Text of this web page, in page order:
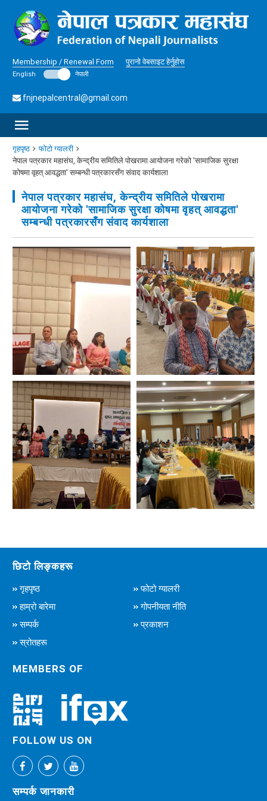
Membership / Renewal Form पुरानो वेबसाइट हेर्नुहोस
English नेपाली
fnjnepalcentral@gmail.com
गृहपृष्ठ
फोटो ग्यालरी
नेपाल पत्रकार महासंघ, केन्द्रीय समितिले पोखरामा आयोजना गरेको 'सामाजिक सुरक्षा
कोषमा वृहत् आवद्धता' सम्बन्धी पत्रकारसँग संवाद कार्यशाला
नेपाल पत्रकार महासंघ, केन्द्रीय समितिले पोखरामा
आयोजना गरेको 'सामाजिक सुरक्षा कोषमा वृहत् आवद्धता'
सम्बन्धी पत्रकारसँग संवाद कार्यशाला
छिटो लिङ्कहरू
गृहपृष्ठ
फोटो ग्यालरी
हाम्रो बारेमा
गोपनीयता नीति
सम्पर्क
प्रकाशन
स्रोतहरू
MEMBERS OF
FOLLOW US ON
सम्पर्क जानकारी